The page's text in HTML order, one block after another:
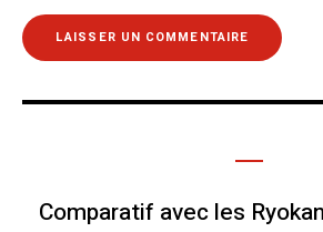
Comparatif avec les